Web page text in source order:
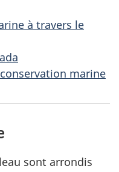
à travers le
marine
sont arrondis
de bas de page